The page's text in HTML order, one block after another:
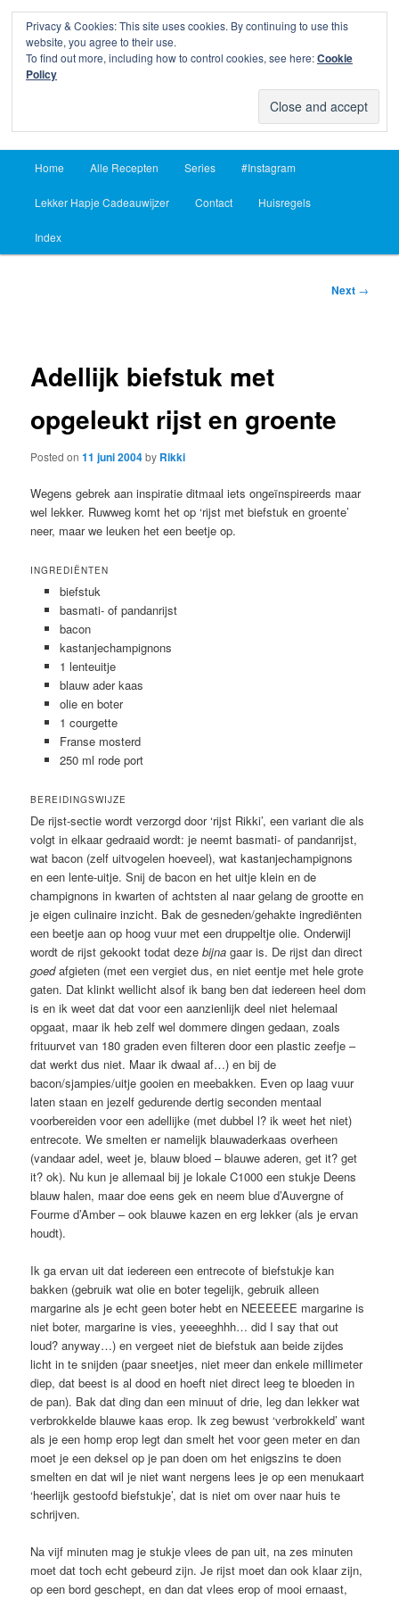
Lekker Hapje
Skip
to
primary
Skip
to
secondary
Home Alle Recepten Series #Instagram
Lekker Hapje Cadeauwijzer Contact Huisregels
Index
Next →
Adellijk biefstuk met
opgeleukt rijst en groente
Posted on11 juni 2004by Rikki
Wegens gebrek aan inspiratie ditmaal iets ongeïnspireerds maar
wel lekker. Ruwweg komt het op ‘rijst met biefstuk en groente’
neer, maar we leuken het een beetje op.
INGREDIËNTEN
biefstuk
basmati- of pandanrijst
bacon
kastanjechampignons
1 lenteuitje
blauw ader kaas
olie en boter
1 courgette
Franse mosterd
250 ml rode port
BEREIDINGSWIJZE
De rijst-sectie wordt verzorgd door ‘rijst Rikki’, een variant die als
volgt in elkaar gedraaid wordt: je neemt basmati- of pandanrijst,
wat bacon (zelf uitvogelen hoeveel), wat kastanjechampignons
en een lente-uitje. Snij de bacon en het uitje klein en de
champignons in kwarten of achtsten al naar gelang de grootte en
je eigen culinaire inzicht. Bak de gesneden/gehakte ingrediënten
een beetje aan op hoog vuur met een druppeltje olie. Onderwijl
wordt de rijst gekookt todat dezebijna gaar is. De rijst dan direct
goedafgieten (met een vergiet dus, en niet eentje met hele grote
gaten. Dat klinkt wellicht alsof ik bang ben dat iedereen heel dom
is en ik weet dat dat voor een aanzienlijk deel niet helemaal
opgaat, maar ik heb zelf wel dommere dingen gedaan, zoals
frituurvet van 180 graden even filteren door een plastic zeefje –
dat werkt dus niet. Maar ik dwaal af…) en bij de
bacon/sjampies/uitje gooien en meebakken. Even op laag vuur
laten staan en jezelf gedurende dertig seconden mentaal
voorbereiden voor een adellijke (met dubbel l? ik weet het niet)
entrecote. We smelten er namelijk blauwaderkaas overheen
(vandaar adel, weet je, blauw bloed – blauwe aderen, get it? get
it? ok). Nu kun je allemaal bij je lokale C1000 een stukje Deens
blauw halen, maar doe eens gek en neem blue d’Auvergne of
Fourme d’Amber – ook blauwe kazen en erg lekker (als je ervan
houdt).
Ik ga ervan uit dat iedereen een entrecote of biefstukje kan
bakken (gebruik wat olie en boter tegelijk, gebruik alleen
margarine als je echt geen boter hebt en NEEEEEE margarine is
niet boter, margarine is vies, yeeeeghhh… did I say that out
loud? anyway…) en vergeet niet de biefstuk aan beide zijdes
licht in te snijden (paar sneetjes, niet meer dan enkele millimeter
diep, dat beest is al dood en hoeft niet direct leeg te bloeden in
de pan). Bak dat ding dan een minuut of drie, leg dan lekker wat
verbrokkelde blauwe kaas erop. Ik zeg bewust ‘verbrokkeld’ want
als je een homp erop legt dan smelt het voor geen meter en dan
moet je een deksel op je pan doen om het enigszins te doen
smelten en dat wil je niet want nergens lees je op een menukaart
‘heerlijk gestoofd biefstukje’, dat is niet om over naar huis te
schrijven.
Na vijf minuten mag je stukje vlees de pan uit, na zes minuten
moet dat toch echt gebeurd zijn. Je rijst moet dan ook klaar zijn,
op een bord geschept, en dan dat vlees erop of mooi ernaast,
Privacy & Cookies: This site uses cookies. By continuing to use this
website, you agree to their use.
To find out more, including how to control cookies, see here:Cookie
Policy